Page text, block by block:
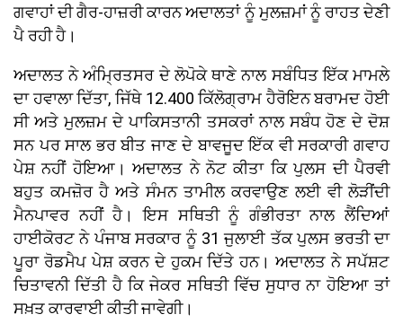
ਗਵਾਹਾਂ ਦੀ ਗੈਰ-ਹਾਜ਼ਰੀ ਕਾਰਨ ਅਦਾਲਤਾਂ ਨੂੰ ਮੁਲਜ਼ਮਾਂ ਨੂੰ ਰਾਹਤ ਦੇਣੀ
ਪੈ ਰਹੀ ਹੈ।
ਅਦਾਲਤ ਨੇ ਅੰਮ੍ਰਿਤਸਰ ਦੇ ਲੋਪੋਕੇ ਥਾਣੇ ਨਾਲ ਸਬੰਧਿਤ ਇੱਕ ਮਾਮਲੇ
ਦਾ ਹਵਾਲਾ ਦਿੱਤਾ, ਜਿੱਥੇ 12.400 ਕਿੱਲੋਗ੍ਰਾਮ ਹੈਰੋਇਨ ਬਰਾਮਦ ਹੋਈ
ਸੀ ਅਤੇ ਮੁਲਜ਼ਮ ਦੇ ਪਾਕਿਸਤਾਨੀ ਤਸਕਰਾਂ ਨਾਲ ਸਬੰਧ ਹੋਣ ਦੇ ਦੋਸ਼
ਸਨ ਪਰ ਸਾਲ ਭਰ ਬੀਤ ਜਾਣ ਦੇ ਬਾਵਜੂਦ ਇੱਕ ਵੀ ਸਰਕਾਰੀ ਗਵਾਹ
ਪੇਸ਼ ਨਹੀਂ ਹੋਇਆ। ਅਦਾਲਤ ਨੇ ਨੋਟ ਕੀਤਾ ਕਿ ਪੁਲਸ ਦੀ ਪੈਰਵੀ
ਬਹੁਤ ਕਮਜ਼ੋਰ ਹੈ ਅਤੇ ਸੰਮਨ ਤਾਮੀਲ ਕਰਵਾਉਣ ਲਈ ਵੀ ਲੋੜੀਂਦੀ
ਮੈਨਪਾਵਰ ਨਹੀਂ ਹੈ। ਇਸ ਸਥਿਤੀ ਨੂੰ ਗੰਭੀਰਤਾ ਨਾਲ ਲੈਂਦਿਆਂ
ਹਾਈਕੋਰਟ ਨੇ ਪੰਜਾਬ ਸਰਕਾਰ ਨੂੰ 31 ਜੁਲਾਈ ਤੱਕ ਪੁਲਸ ਭਰਤੀ ਦਾ
ਪੂਰਾ ਰੋਡਮੈਪ ਪੇਸ਼ ਕਰਨ ਦੇ ਹੁਕਮ ਦਿੱਤੇ ਹਨ। ਅਦਾਲਤ ਨੇ ਸਪੱਸ਼ਟ
ਚਿਤਾਵਨੀ ਦਿੱਤੀ ਹੈ ਕਿ ਜੇਕਰ ਸਥਿਤੀ ਵਿੱਚ ਸੁਧਾਰ ਨਾ ਹੋਇਆ ਤਾਂ
ਸਖ਼ਤ ਕਾਰਵਾਈ ਕੀਤੀ ਜਾਵੇਗੀ।